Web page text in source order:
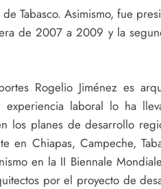
Tabasco. Asimismo, fue
de 2007 a 2009 y la
Rogelio Jiménez es
laboral lo ha
los planes de desarrollo
en Chiapas, Campeche,
en la II Biennale
por el proyecto de